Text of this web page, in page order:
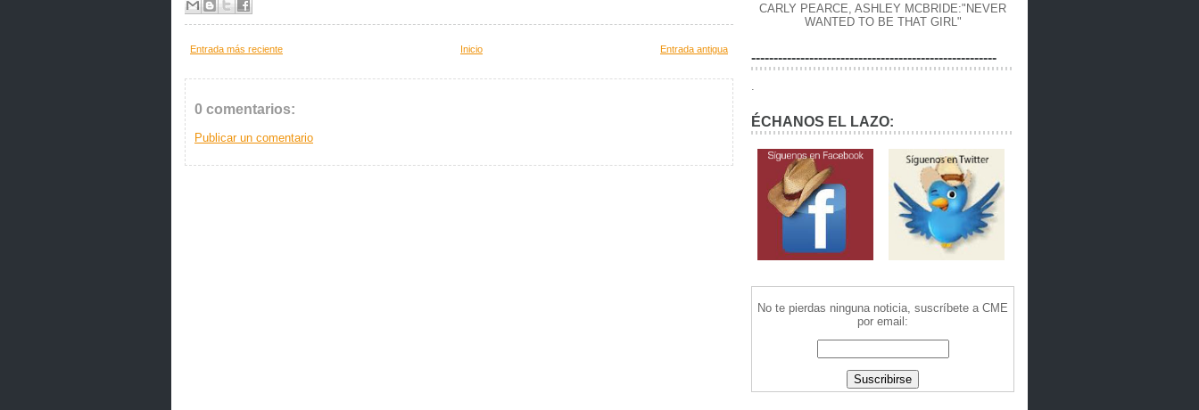
Entrada más reciente Entrada antigua
Inicio
0 comentarios:
Publicar un comentario
CARLY PEARCE, ASHLEY MCBRIDE:"NEVER
WANTED TO BE THAT GIRL"
-------------------------------------------------------
ÉCHANOS EL LAZO:
No te pierdas ninguna noticia, suscríbete a CME
por email: